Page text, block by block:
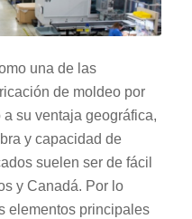
una de las
de moldeo por
su ventaja geográfica,
y capacidad de
suelen ser de fácil
y Canadá. Por lo
elementos principales